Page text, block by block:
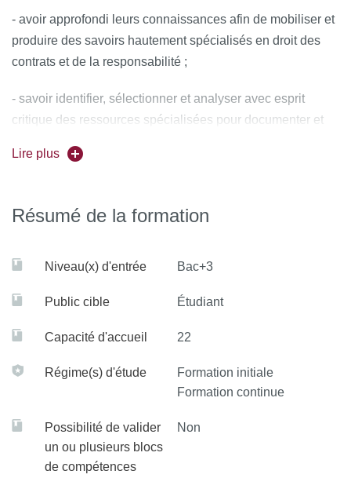
L’objectif du Master est de permettre l’acquisition de ces
compétences de haut niveau, de manière équilibrée, tant
formation à la recherche et par la recherche (séminaires de
- avoir approfondi leurs connaissances afin de mobiliser et
produire des savoirs hautement spécialisés en droit des
contrats et de la responsabilité ;
- savoir identifier, sélectionner et analyser avec esprit
critique des ressources spécialisées pour documenter et
Lire plus
Résumé de la formation
Niveau(x) d'entrée Bac+3
Public cible Étudiant
Capacité d'accueil 22
Régime(s) d'étude
Formation initiale
Formation continue
Possibilité de valider
un ou plusieurs blocs
de compétences
Non